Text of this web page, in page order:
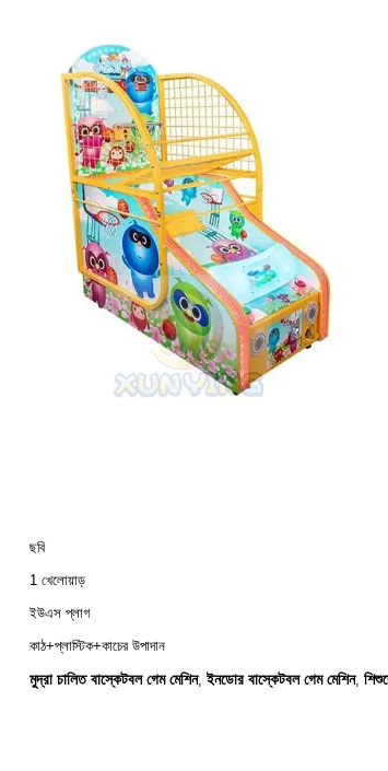
ছবি
1 খেলোয়াড়
ইউএস প্লাগ
কাঠ+প্লাস্টিক+কাচের উপাদান
মুদ্রা চালিত বাস্কেটবল গেম মেশিন, ইনডোর বাস্কেটবল গেম মেশিন,